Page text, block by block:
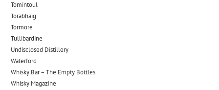
Tomintoul
Torabhaig
Tormore
Tullibardine
Undisclosed Distillery
Waterford
Whisky Bar – The Empty Bottles
Whisky Magazine